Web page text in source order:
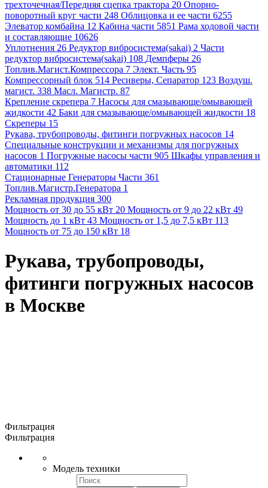
трехточечная/Передняя сцепка трактора 20 Опорно-
поворотный круг части 248 Облицовка и ее части 6255
Элеватор комбайна 12 Кабина части 5851 Рама ходовой части
и составляющие 10626
Уплотнения 26 Редуктор вибросистема(sakai) 2 Части
редуктор вибросистема(sakai) 108 Демпферы 26
Топлив.Магист.Компрессора 7 Элект. Часть 95
Компрессорный блок 514 Ресиверы, Сепаратор 123 Воздуш.
магист. 338 Масл. Магистр. 87
Крепление скрепера 7 Насосы для смазывающе/омывающей
жидкости 42 Баки для смазывающе/омывающей жидкости 18
Скреперы 15
Рукава, трубопроводы, фитинги погружных насосов 14
Специальные конструкции и механизмы для погружных
насосов 1 Погружные насосы части 905 Шкафы управления и
автоматики 112
Стационарные Генераторы Части 361
Топлив.Магистр.Генератора 1
Рекламная продукция 300
Мощность от 30 до 55 кВт 20 Мощность от 9 до 22 кВт 49
Мощность до 1 кВт 43 Мощность от 1,5 до 7,5 кВт 113
Мощность от 75 до 150 кВт 18
Рукава, трубопроводы,
фитинги погружных насосов
в Москве
Фильтрация
Фильтрация
Модель техники